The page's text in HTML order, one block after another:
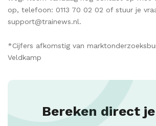
op, telefoon: 0113 70 02 02 of stuur je
support@trainews.nl.
*Cijfers afkomstig van
Veldkamp
Bereken direct